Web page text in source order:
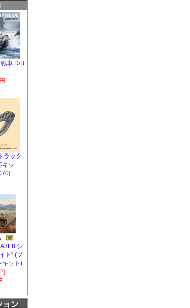
車 D/B
ラック
ッ
シ
ト" (プ
キット)